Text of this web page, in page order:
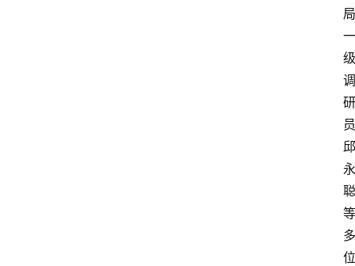
局
一
级
调
研
员
邱
永
聪
等
多
位